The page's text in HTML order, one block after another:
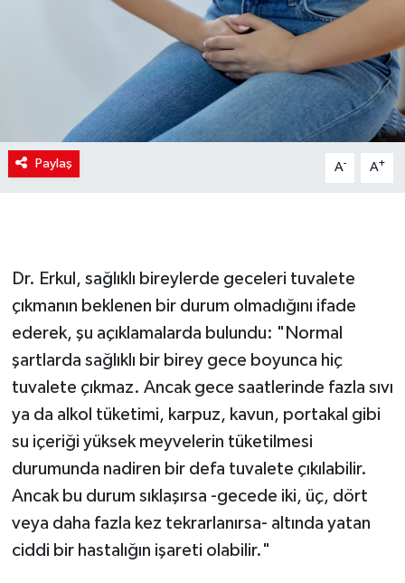
Paylaş A- A+
Dr. Erkul, sağlıklı bireylerde geceleri tuvalete
çıkmanın beklenen bir durum olmadığını ifade
ederek, şu açıklamalarda bulundu: "Normal
şartlarda sağlıklı bir birey gece boyunca hiç
tuvalete çıkmaz. Ancak gece saatlerinde fazla sıvı
ya da alkol tüketimi, karpuz, kavun, portakal gibi
su içeriği yüksek meyvelerin tüketilmesi
durumunda nadiren bir defa tuvalete çıkılabilir.
Ancak bu durum sıklaşırsa -gecede iki, üç, dört
veya daha fazla kez tekrarlanırsa- altında yatan
ciddi bir hastalığın işareti olabilir."